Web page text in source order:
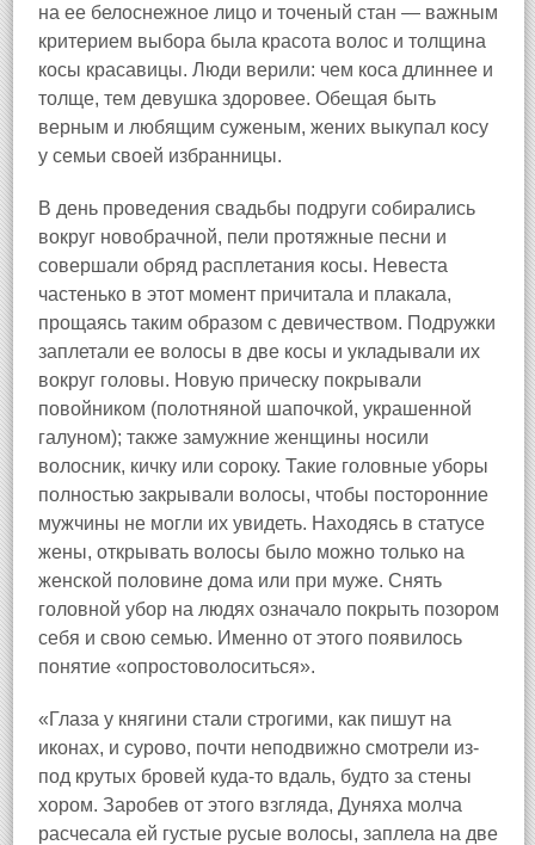
на ее белоснежное лицо и точеный стан — важным
критерием выбора была красота волос и толщина
косы красавицы. Люди верили: чем коса длиннее и
толще, тем девушка здоровее. Обещая быть
верным и любящим суженым, жених выкупал косу
у семьи своей избранницы.
В день проведения свадьбы подруги собирались
вокруг новобрачной, пели протяжные песни и
совершали обряд расплетания косы. Невеста
частенько в этот момент причитала и плакала,
прощаясь таким образом с девичеством. Подружки
заплетали ее волосы в две косы и укладывали их
вокруг головы. Новую прическу покрывали
повойником (полотняной шапочкой, украшенной
галуном); также замужние женщины носили
волосник, кичку или сороку. Такие головные уборы
полностью закрывали волосы, чтобы посторонние
мужчины не могли их увидеть. Находясь в статусе
жены, открывать волосы было можно только на
женской половине дома или при муже. Снять
головной убор на людях означало покрыть позором
себя и свою семью. Именно от этого появилось
понятие «опростоволоситься».
«Глаза у княгини стали строгими, как пишут на
иконах, и сурово, почти неподвижно смотрели из-
под крутых бровей куда-то вдаль, будто за стены
хором. Заробев от этого взгляда, Дуняха молча
расчесала ей густые русые волосы, заплела на две